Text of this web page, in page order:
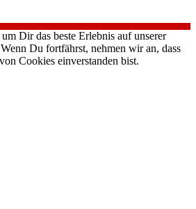
Dir das beste Erlebnis auf unserer
Du fortfährst, nehmen wir an, dass
Cookies einverstanden bist.